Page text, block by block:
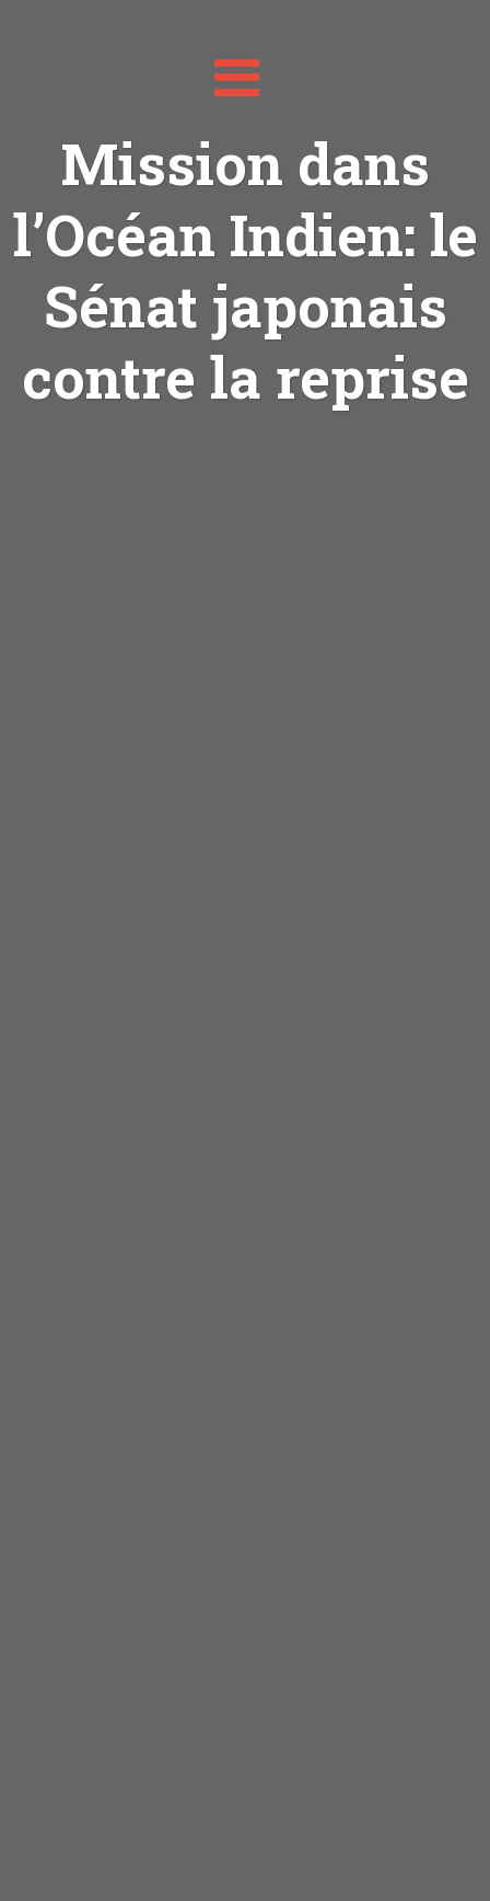
Toggle
navigation
Mission dans
l’Océan Indien: le
Sénat japonais
contre la reprise